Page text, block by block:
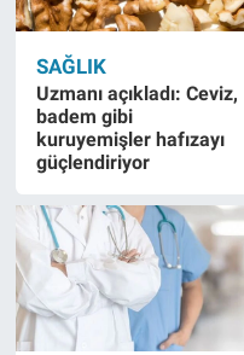
SAĞLIK
Uzmanı açıkladı: Ceviz,
badem gibi
kuruyemişler hafızayı
güçlendiriyor